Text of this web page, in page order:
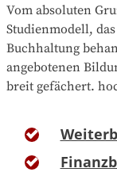
Vom absoluten
Studienmodell,
Buchhaltung
angebotenen
breit gefächert.